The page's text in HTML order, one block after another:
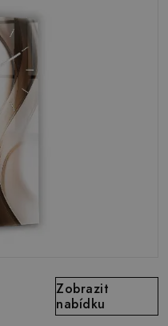
Zobrazit
nabídku